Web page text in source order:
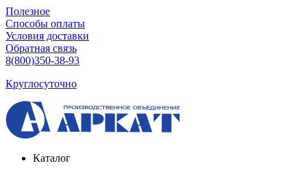
Полезное
Способы оплаты
Условия доставки
Обратная связь
8(800)350-38-93
Круглосуточно
Каталог